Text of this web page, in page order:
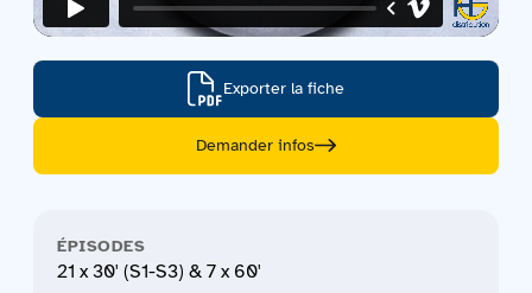
Exporter la fiche
Demander infos
ÉPISODES
21 x 30' (S1-S3) & 7 x 60'